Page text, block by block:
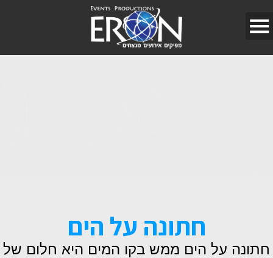
חתונה על הים
חתונה על הים ממש בקו המים היא חלום של